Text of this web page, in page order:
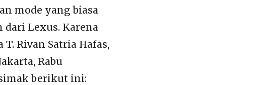
mode yang biasa
Lexus. Karena
Rivan Satria Hafas,
Rabu
berikut ini: